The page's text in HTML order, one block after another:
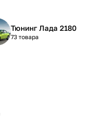
Тюнинг Лада 2180
73 товара